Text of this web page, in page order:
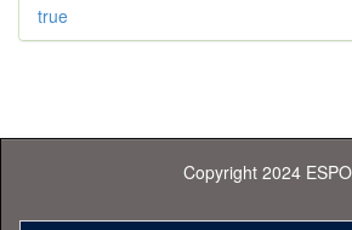
true
Copyright 2024